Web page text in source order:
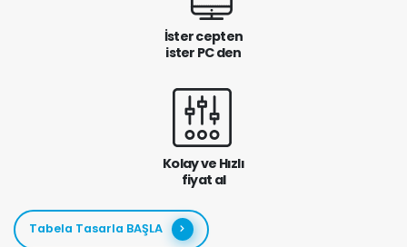
İster cepten
ister PC den
Kolay ve Hızlı
fiyat al
Tabela Tasarla BAŞLA